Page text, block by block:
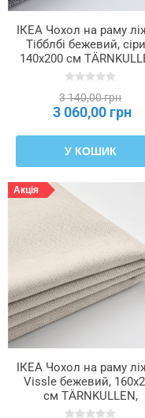
ІКЕА Чохол на раму
Тібблбі бежевий,
140x200 см
005.846.72
3 140,00 грн
3 060,00 грн
У КОШИК
Акція
ІКЕА Чохол на раму
Vissle бежевий,
см TÄRNKULLEN,
405.846.65